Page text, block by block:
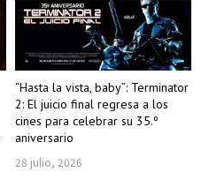
“Hasta la vista, baby”: Terminator
2: El juicio final regresa a los
cines para celebrar su 35.º
aniversario
28 julio, 2026